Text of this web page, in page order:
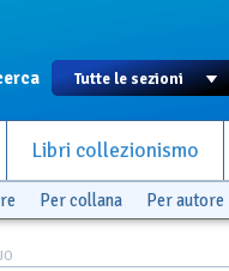
Libri collezionismo
Per collana Per autore